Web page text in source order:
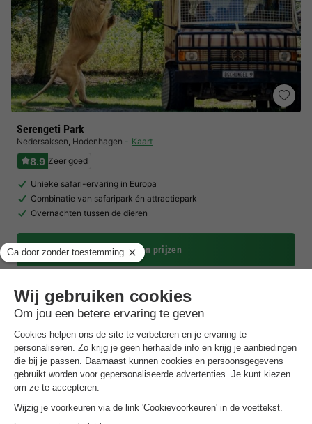
Serengeti Park
Nedersaksen, Hodenhagen Kaart
8.9 Zeer goed
Unieke safari-ervaring in Europa
Combinatie van safaripark én attractiepark
Overnachten tussen de dieren
Toon prijzen